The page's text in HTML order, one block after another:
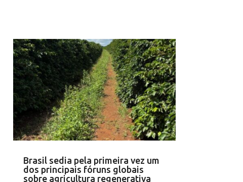
Brasil sedia pela primeira vez um
dos principais fóruns globais
sobre agricultura regenerativa